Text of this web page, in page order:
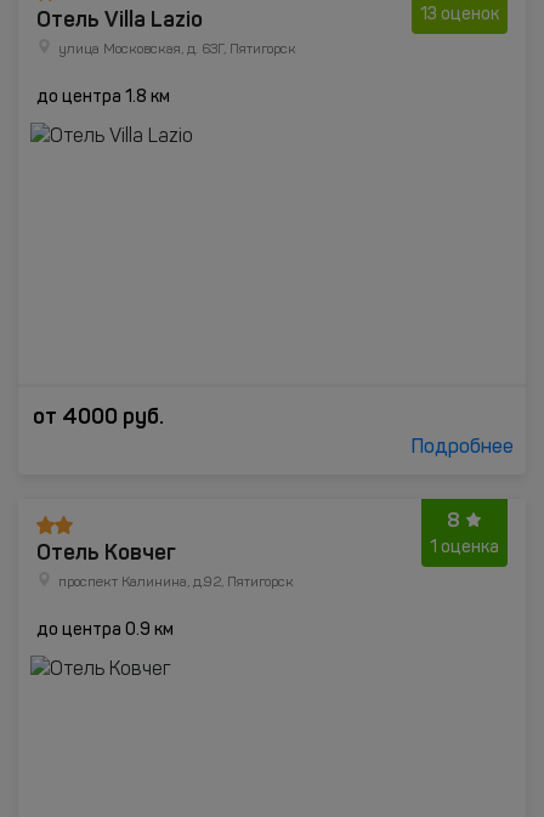
13 оценок
Отель Villa Lazio
улица Московская, д. 63Г, Пятигорск
до центра 1.8 км
от 4000 руб.
Подробнее
8
1 оценка
Отель Ковчег
проспект Калинина, д.92, Пятигорск
до центра 0.9 км